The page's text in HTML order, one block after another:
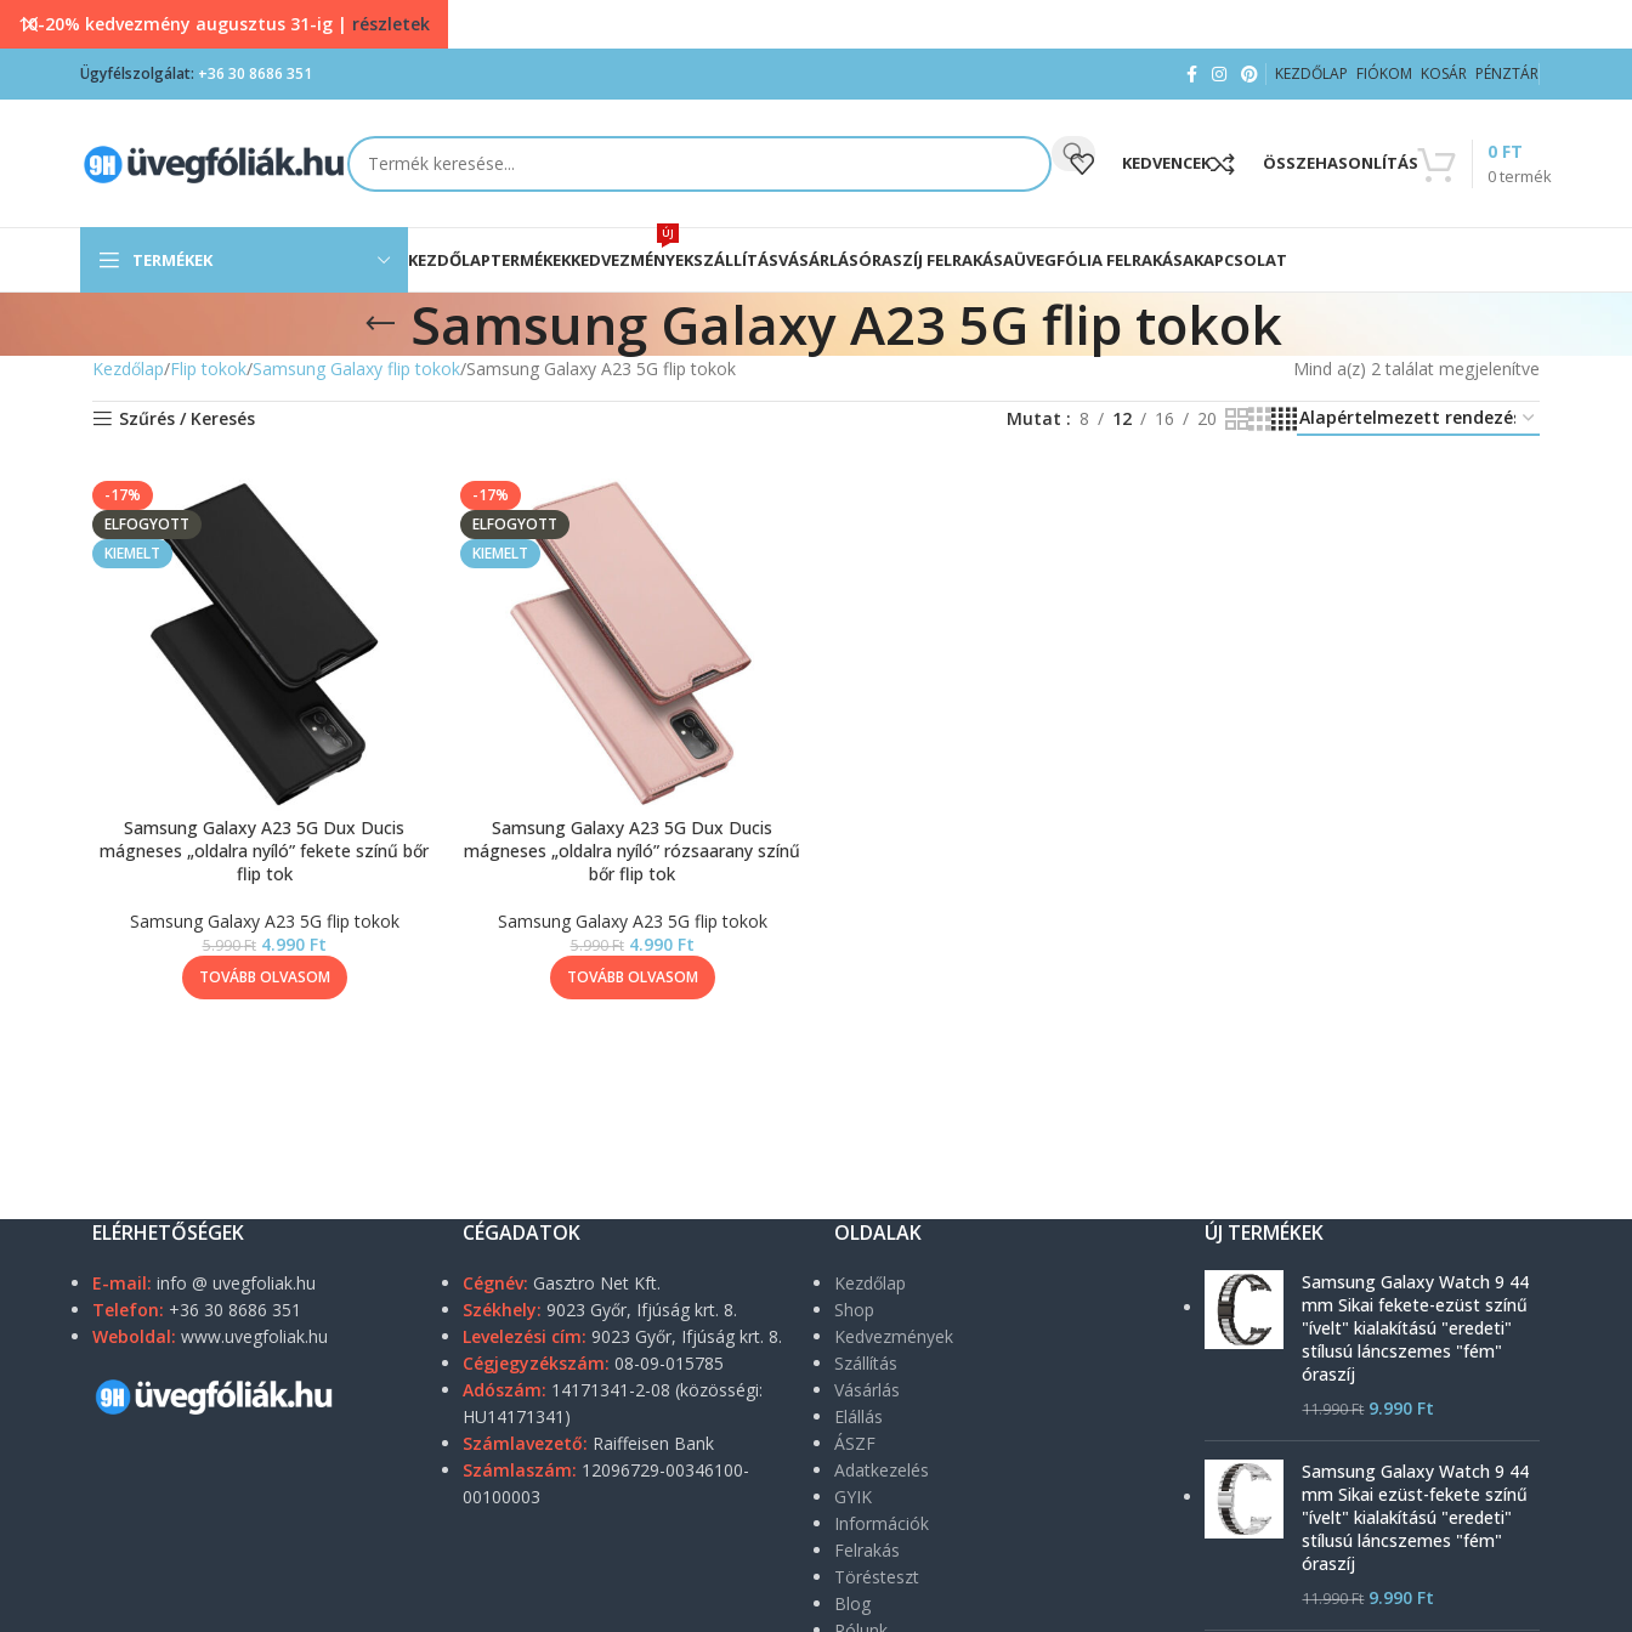
Ügyfélszolgálat: +36 30 8686 351 KEZDŐLAP FIÓKOM KOSÁR PÉNZTÁR
KEDVENCEK ÖSSZEHASONLÍTÁS
0termék
0 FT
TERMÉKEK KEZDŐLAPTERMÉKEKKEDVEZMÉNYEK
ÚJ
SZÁLLÍTÁSVÁSÁRLÁSÓRASZÍJ FELRAKÁSAÜVEGFÓLIA FELRAKÁSAKAPCSOLAT
Samsung Galaxy A23 5G flip tokok
Kezdőlap Flip tokok Samsung Galaxy flip tokok Samsung Galaxy A23 5G flip tokok Mind a(z) 2 találat megjelenítve
Szűrés / Keresés Mutat 8 12 16 20
-17%
ELFOGYOTT
KIEMELT
Samsung Galaxy A23 5G Dux Ducis
mágneses „oldalra nyíló” fekete színű bőr
flip tok
Samsung Galaxy A23 5G flip tokok
5.990Ft 4.990 Ft
TOVÁBB OLVASOM
-17%
ELFOGYOTT
KIEMELT
Samsung Galaxy A23 5G Dux Ducis
mágneses „oldalra nyíló” rózsaarany színű
bőr flip tok
Samsung Galaxy A23 5G flip tokok
5.990Ft 4.990 Ft
TOVÁBB OLVASOM
ELÉRHETŐSÉGEK
E-mail: info @ uvegfoliak.hu
Telefon: +36 30 8686 351
Weboldal: www.uvegfoliak.hu
CÉGADATOK
Cégnév: Gasztro Net Kft.
Székhely: 9023 Győr, Ifjúság krt. 8.
Levelezési cím: 9023 Győr, Ifjúság krt. 8.
Cégjegyzékszám: 08-09-015785
Adószám: 14171341-2-08 (közösségi:
HU14171341)
Számlavezető: Raiffeisen Bank
Számlaszám: 12096729-00346100-
00100003
OLDALAK
Kezdőlap
Shop
Kedvezmények
Szállítás
Vásárlás
Elállás
ÁSZF
Adatkezelés
GYIK
Információk
Felrakás
Törésteszt
Blog
ÚJ TERMÉKEK
Samsung Galaxy Watch 9 44
mm Sikai fekete-ezüst színű
"ívelt" kialakítású "eredeti"
stílusú láncszemes "fém"
óraszíj
11.990Ft 9.990 Ft
Samsung Galaxy Watch 9 44
mm Sikai ezüst-fekete színű
"ívelt" kialakítású "eredeti"
stílusú láncszemes "fém"
óraszíj
11.990Ft 9.990 Ft
10-20% kedvezmény augusztus 31-ig | részletek